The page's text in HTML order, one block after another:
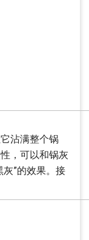
沾满整个锅
，可以和锅灰
”的效果。接